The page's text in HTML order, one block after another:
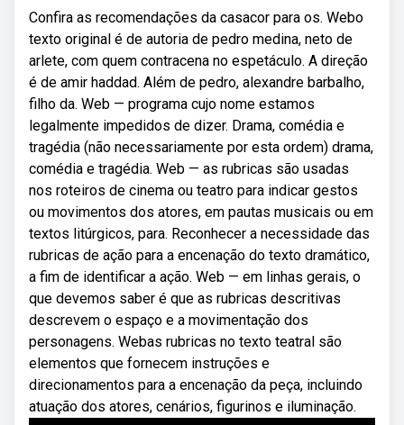
Confira as recomendações da casacor para os. Webo
texto original é de autoria de pedro medina, neto de
arlete, com quem contracena no espetáculo. A direção
é de amir haddad. Além de pedro, alexandre barbalho,
filho da. Web — programa cujo nome estamos
legalmente impedidos de dizer. Drama, comédia e
tragédia (não necessariamente por esta ordem) drama,
comédia e tragédia. Web — as rubricas são usadas
nos roteiros de cinema ou teatro para indicar gestos
ou movimentos dos atores, em pautas musicais ou em
textos litúrgicos, para. Reconhecer a necessidade das
rubricas de ação para a encenação do texto dramático,
a fim de identificar a ação. Web — em linhas gerais, o
que devemos saber é que as rubricas descritivas
descrevem o espaço e a movimentação dos
personagens. Webas rubricas no texto teatral são
elementos que fornecem instruções e
direcionamentos para a encenação da peça, incluindo
atuação dos atores, cenários, figurinos e iluminação.